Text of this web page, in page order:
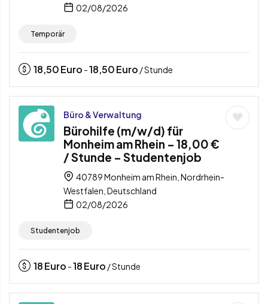
02/08/2026
Temporär
18,50Euro -18,50Euro / Stunde
Büro & Verwaltung
Bürohilfe (m/w/d) für
Monheim am Rhein – 18,00 €
/ Stunde – Studentenjob
40789 Monheim am Rhein, Nordrhein-
Westfalen, Deutschland
02/08/2026
Studentenjob
18Euro -18Euro / Stunde